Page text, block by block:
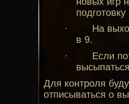
подготовку
·
На
в 9.
·
Если
Для контроля
отписываться о